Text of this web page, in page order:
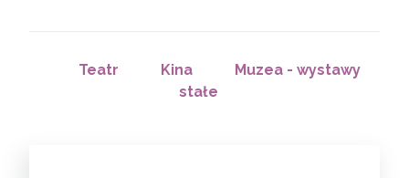
Teatr Kina
Muzea - wystawy
stałe